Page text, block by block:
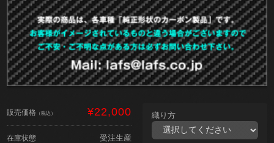
販売価格 （税込） ¥22,000
在庫状態 受注生産
織り方